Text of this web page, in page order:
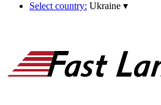
Select country: Ukraine ▾